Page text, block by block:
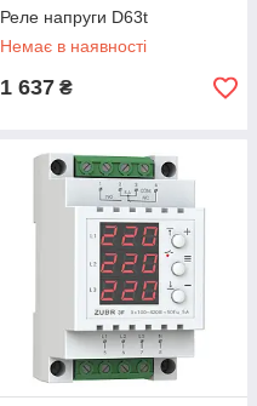
Реле напруги D63t
Немає в наявності
1 637 ₴